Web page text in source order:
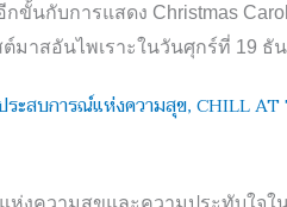
กขั้นกับการแสดง Christmas Carol
มาสอันไพเราะในวันศุกร์ที่ 19 ธั